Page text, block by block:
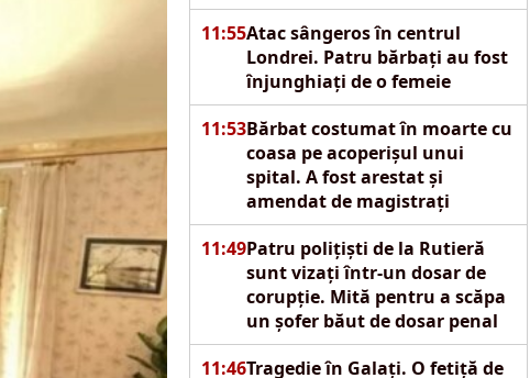
11:55Atac sângeros în centrul
Londrei. Patru bărbați au fost
înjunghiați de o femeie
11:53Bărbat costumat în moarte cu
coasa pe acoperișul unui
spital. A fost arestat și
amendat de magistrați
11:49Patru polițiști de la Rutieră
sunt vizați într-un dosar de
corupție. Mită pentru a scăpa
un șofer băut de dosar penal
11:46Tragedie în Galați. O fetiță de